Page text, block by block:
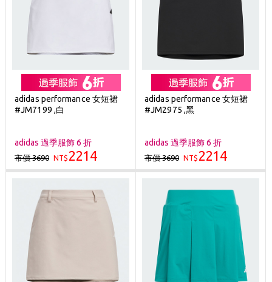
adidas performance 女短裙
#JM7199 ,白
adidas 過季服飾 6 折
市價 3690 NT$ 2214
adidas performance 女短裙
#JM2975 ,黑
adidas 過季服飾 6 折
市價 3690 NT$ 2214